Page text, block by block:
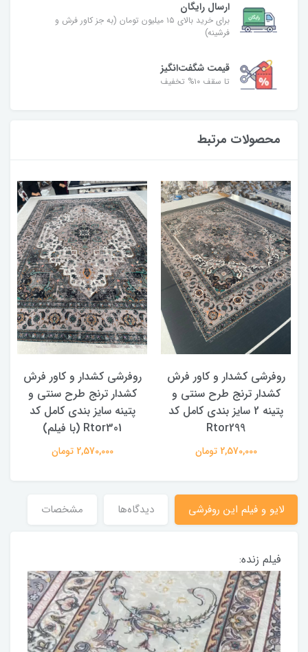
ارسال رایگان
برای خرید بالای ۱۵ میلیون تومان (به جز کاور فرش و
فرشینه)
قیمت شگفت‌انگیز
تا سقف ۱۰% تخفیف
محصولات مرتبط
روفرشی کشدار و کاور فرش
کشدار ترنج طرح سنتی و
پتینه 2 سایز بندی کامل کد
Rtor299
2,570,000 تومان
روفرشی کشدار و کاور فرش
کشدار ترنج طرح سنتی و
پتینه سایز بندی کامل کد
Rtor301 (با فیلم)
2,570,000 تومان
لایو و فیلم این روفرشی دیدگاه‌ها مشخصات
فیلم زنده: